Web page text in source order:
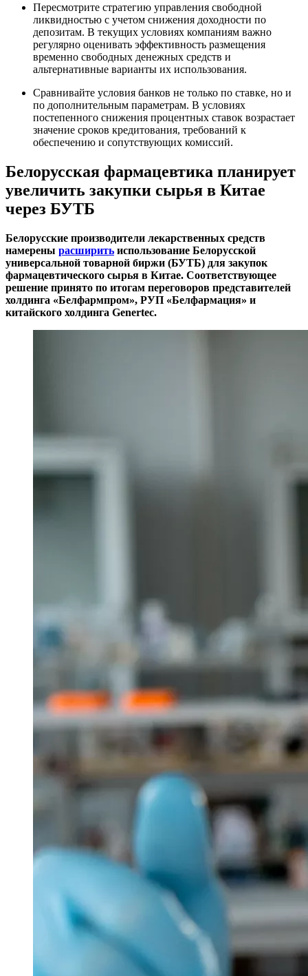
Пересмотрите стратегию управления свободной
ликвидностью с учетом снижения доходности по
депозитам. В текущих условиях компаниям важно
регулярно оценивать эффективность размещения
временно свободных денежных средств и
альтернативные варианты их использования.
Сравнивайте условия банков не только по ставке, но и
по дополнительным параметрам. В условиях
постепенного снижения процентных ставок возрастает
значение сроков кредитования, требований к
обеспечению и сопутствующих комиссий.
Белорусская фармацевтика планирует
увеличить закупки сырья в Китае
через БУТБ
Белорусские производители лекарственных средств
намерены расширить использование Белорусской
универсальной товарной биржи (БУТБ) для закупок
фармацевтического сырья в Китае. Соответствующее
решение принято по итогам переговоров представителей
холдинга «Белфармпром», РУП «Белфармация» и
китайского холдинга Genertec.